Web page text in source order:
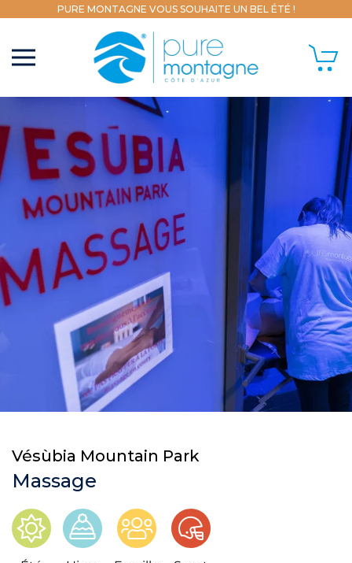
PURE MONTAGNE VOUS SOUHAITE UN BEL ÉTÉ !
Vésùbia Mountain Park
Massage